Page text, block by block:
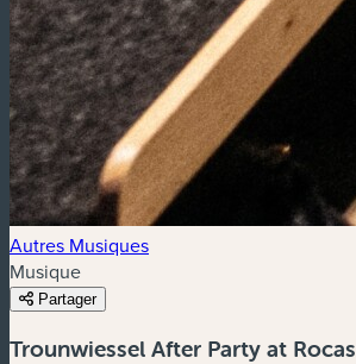
Autres Musiques
Musique
Partager
Trounwiessel After Party at Rocas